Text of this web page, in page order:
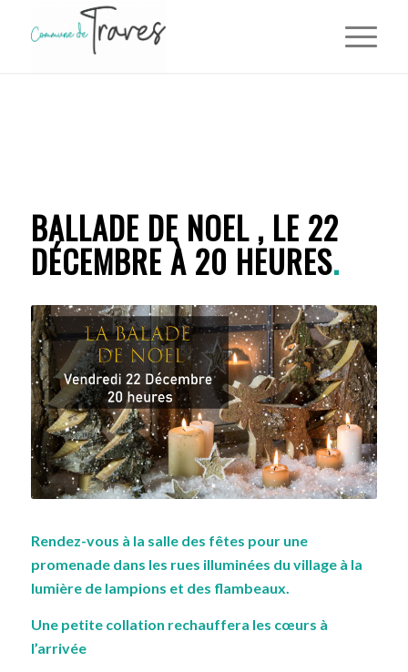
BALLADE DE NOEL , LE 22
DÉCEMBRE À 20 HEURES.
Rendez-vous à la salle des fêtes pour une
promenade dans les rues illuminées du village à la
lumière de lampions et des flambeaux.
Une petite collation rechauffera les cœurs à
l’arrivée